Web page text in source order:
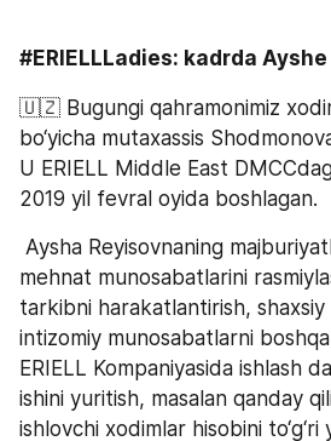
#ERIELLLadies: kadrda
🇺🇿 Bugungi qahramonimiz
bo‘yicha mutaxassis
U ERIELL Middle East
2019 yil fevral oyida boshlagan.
mehnat munosabatlarini
tarkibni harakatlantirish, shaxsiy
intizomiy munosabatlarni
ERIELL Kompaniyasida ishlash
ishini yuritish, masalan qanday
ishlovchi xodimlar hisobini